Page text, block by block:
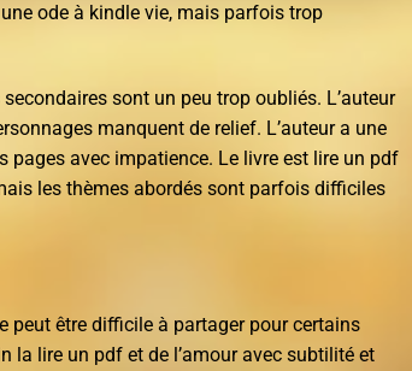
ode à kindle vie, mais parfois trop
sont un peu trop oubliés. L’auteur
manquent de relief. L’auteur a une
avec impatience. Le livre est lire un pdf
les thèmes abordés sont parfois difficiles
peut être difficile à partager pour certains
la lire un pdf et de l’amour avec subtilité et